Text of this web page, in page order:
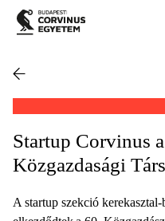
Startup Corvinus
Közgazdasági
A startup szekció